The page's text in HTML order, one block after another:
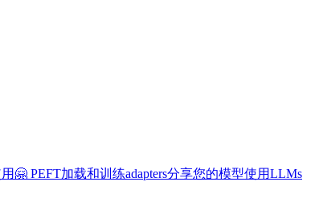
🤗 PEFT加载和训练adapters分享您的模型使用LLMs